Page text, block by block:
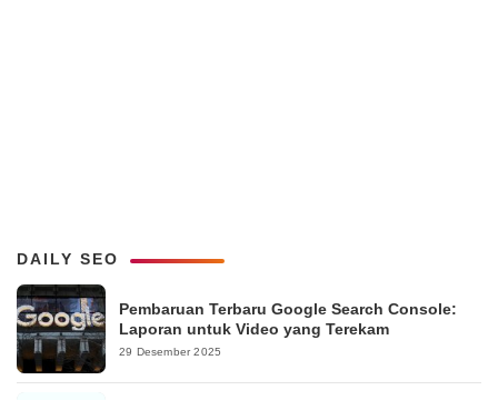
DAILY SEO
Pembaruan Terbaru Google Search Console:
Laporan untuk Video yang Terekam
29 Desember 2025